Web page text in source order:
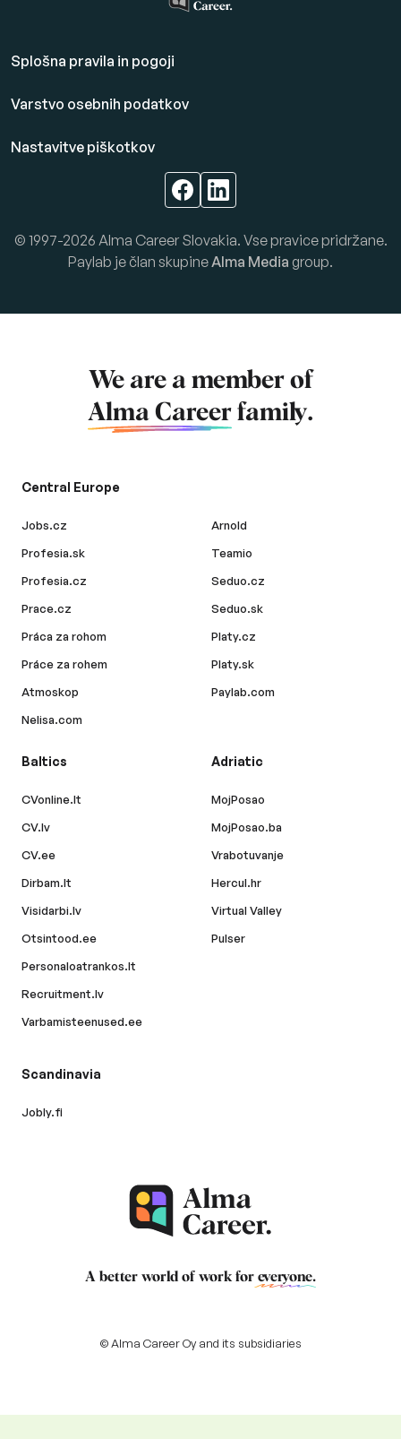
Splošna pravila in pogoji
Varstvo osebnih podatkov
Nastavitve piškotkov
© 1997-2026 Alma Career Slovakia. Vse pravice pridržane.
Paylab je član skupineAlma Media group.
We are a member of
Alma Career family.
Central Europe
Jobs.cz
Profesia.sk
Profesia.cz
Prace.cz
Práca za rohom
Práce za rohem
Atmoskop
Nelisa.com
Arnold
Teamio
Seduo.cz
Seduo.sk
Platy.cz
Platy.sk
Paylab.com
Baltics
CVonline.lt
CV.lv
CV.ee
Dirbam.lt
Visidarbi.lv
Otsintood.ee
Personaloatrankos.lt
Recruitment.lv
Varbamisteenused.ee
Adriatic
MojPosao
MojPosao.ba
Vrabotuvanje
Hercul.hr
Virtual Valley
Pulser
Scandinavia
Jobly.fi
A better world of work for everyone.
© Alma Career Oy and its subsidiaries